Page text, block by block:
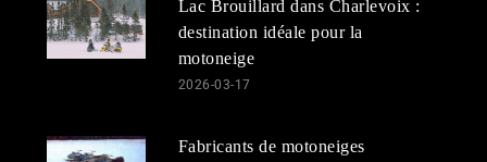
Lac Brouillard dans Charlevoix :
destination idéale pour la
motoneige
2026-03-17
Fabricants de motoneiges